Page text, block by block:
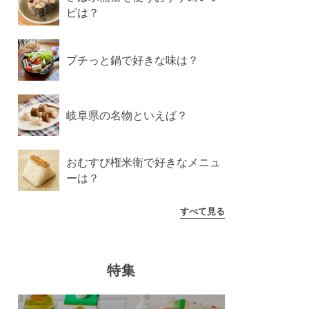
ピは？
プチっと鍋で好きな味は？
岐阜県の名物といえば？
おむすび権米衛で好きなメニュ
ーは？
すべて見る
特集